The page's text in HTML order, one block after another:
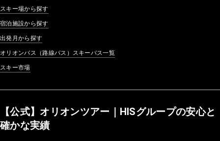
スキー場から探す
宿泊施設から探す
出発月から探す
オリオンバス（路線バス）スキーバス一覧
スキー市場
【公式】オリオンツアー｜HISグループの安心と
確かな実績